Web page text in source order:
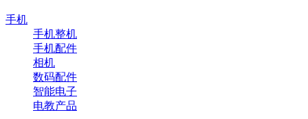
手机
手机整机
手机配件
相机
数码配件
智能电子
电教产品